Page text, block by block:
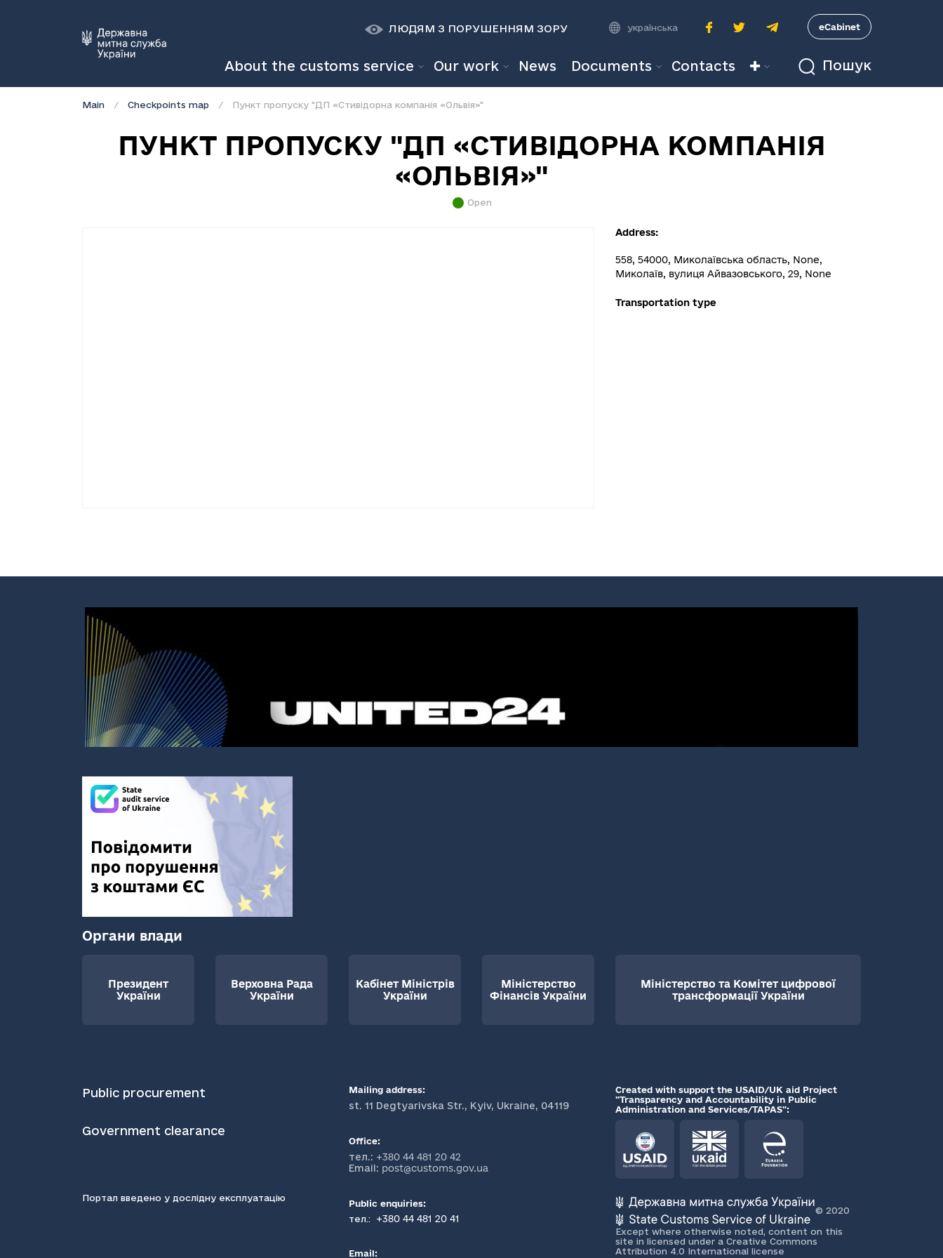
ЛЮДЯМ З ПОРУШЕННЯМ ЗОРУ
К К A A A
українська eCabinet
About the customs service Our work News Documents Contacts Пошук
Main Checkpoints map Пункт пропуску "ДП «Стивідорна компанія «Ольвія»"
ПУНКТ ПРОПУСКУ "ДП «СТИВІДОРНА КОМПАНІЯ
«ОЛЬВІЯ»"
Open
Address:
558, 54000, Миколаївська область, None,
Миколаїв, вулиця Айвазовського, 29, None
Transportation type
Органи влади
Президент
України
Верховна Рада
України
Кабінет Міністрів
України
Міністерство
Фінансів України
Міністерство та Комітет цифрової
трансформації України
Public procurement
Government clearance
Портал введено у дослідну експлуатацію
Mailing address:
st. 11 Degtyarivska Str., Kyiv, Ukraine, 04119
Office:
тел.: +380 44 481 20 42
Email: post@customs.gov.ua
Public enquiries:
тел.:
+380 44 481 20 41
Email:
Created with support the USAID/UK aid Project
"Transparency and Accountability in Public
Administration and Services/TAPAS":
© 2020
Except where otherwise noted, content on this
site in licensed under a Creative Commons
Attribution 4.0 International license